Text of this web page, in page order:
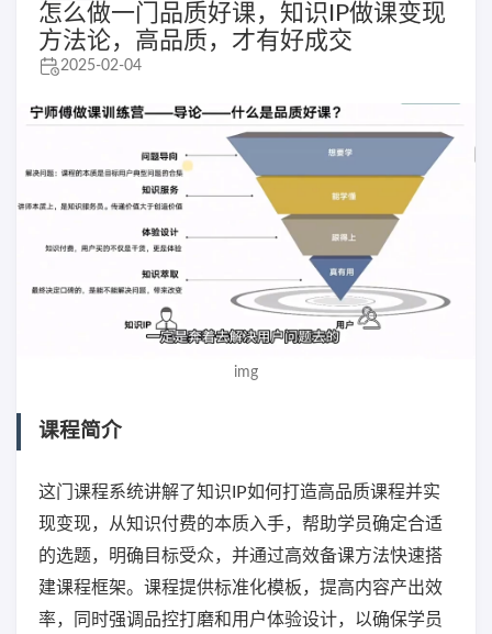
怎么做一门品质好课，知识IP做课变现
方法论，高品质，才有好成交
2025-02-04
img
课程简介
这门课程系统讲解了知识IP如何打造高品质课程并实
现变现，从知识付费的本质入手，帮助学员确定合适
的选题，明确目标受众，并通过高效备课方法快速搭
建课程框架。课程提供标准化模板，提高内容产出效
率，同时强调品控打磨和用户体验设计，以确保学员